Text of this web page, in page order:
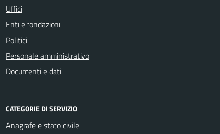
Uffici
Enti e fondazioni
Politici
Personale amministrativo
Documenti e dati
CATEGORIE DI SERVIZIO
Anagrafe e stato civile